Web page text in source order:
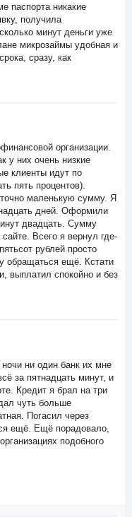
паспорта никакие
получила
минут деньги уже
микрозаймы удобная и
сразу, как
организации.
у них очень низкие
клиенты идут по
пять процентов).
маленькую сумму. Я
дней. Оформили
двадцать. Сумму
Всего я вернул где-
рублей просто
обращаться ещё. Кстати
выплатил спокойно и без
ни один банк их мне
за пятнадцать минут, и
Кредит я брал на три
чуть больше
Погасил через
ещё. Ещё порадовало,
подобного